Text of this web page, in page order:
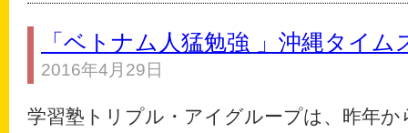
「ベトナム人猛勉強 」沖縄タイム
2016年4月29日
学習塾トリプル・アイグループは、昨年